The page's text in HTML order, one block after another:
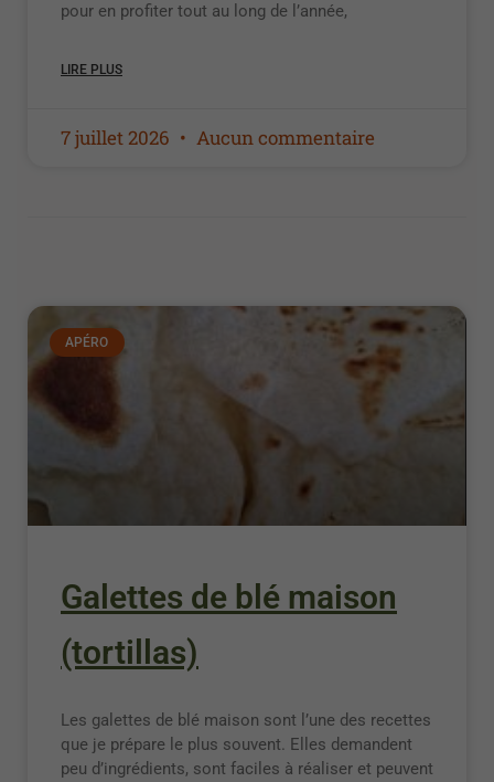
pour en profiter tout au long de l’année,
LIRE PLUS
7 juillet 2026 Aucun commentaire
APÉRO
Galettes de blé maison
(tortillas)
Les galettes de blé maison sont l’une des recettes
que je prépare le plus souvent. Elles demandent
peu d’ingrédients, sont faciles à réaliser et peuvent